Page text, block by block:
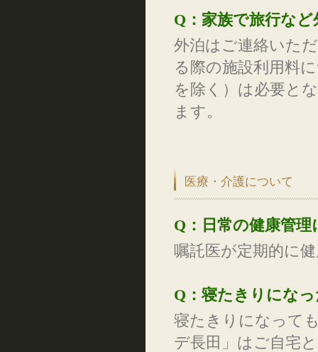
Q：家族で旅行な
外泊はご連絡いた
る際の施設利用料
を除く）は必要と
ます。
医療・介護について
Q：日常の健康管
嘱託医が定期的に
Q：寝たきりにな
寝たきりになって
デ長田」はご自宅